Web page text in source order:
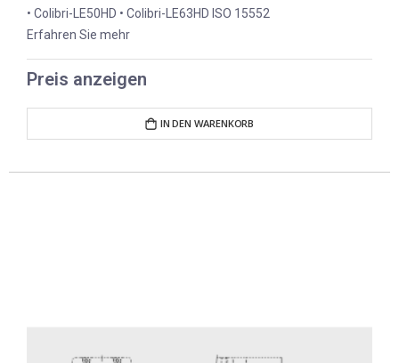
• Colibri-LE50HD • Colibri-LE63HD ISO 15552
Erfahren Sie mehr
Preis anzeigen
IN DEN WARENKORB